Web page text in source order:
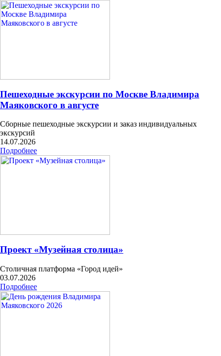
Пешеходные экскурсии по Москве Владимира
Маяковского в августе
Сборные пешеходные экскурсии и заказ индивидуальных
экскурсий
14.07.2026
Подробнее
Проект «Музейная столица»
Столичная платформа «Город идей»
03.07.2026
Подробнее